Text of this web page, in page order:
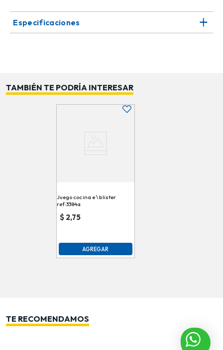
Especificaciones
TAMBIÉN TE PODRÍA INTERESAR
Juego cocina e \ blister
ref:3384a
$ 2,75
AGREGAR
TE RECOMENDAMOS